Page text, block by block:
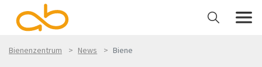
Bienenzentrum News Biene